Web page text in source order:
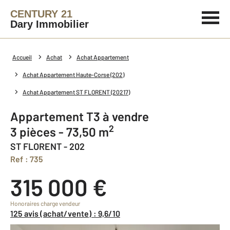
CENTURY 21
Dary Immobilier
Accueil Achat Achat Appartement
Achat Appartement Haute-Corse (202)
Achat Appartement ST FLORENT (20217)
Appartement T3 à vendre
3 pièces - 73,50 m2
ST FLORENT - 202
Ref : 735
315 000 €
Honoraires charge vendeur
125 avis (achat/vente) : 9,6/10